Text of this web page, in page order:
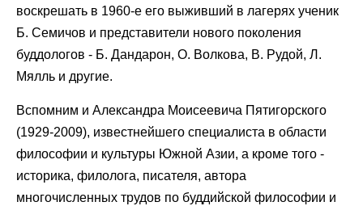
воскрешать в 1960-е его выживший в лагерях ученик
Б. Семичов и представители нового поколения
буддологов - Б. Дандарон, О. Волкова, В. Рудой, Л.
Мялль и другие.
Вспомним и Александра Моисеевича Пятигорского
(1929-2009), известнейшего специалиста в области
философии и культуры Южной Азии, а кроме того -
историка, филолога, писателя, автора
многочисленных трудов по буддийской философии и